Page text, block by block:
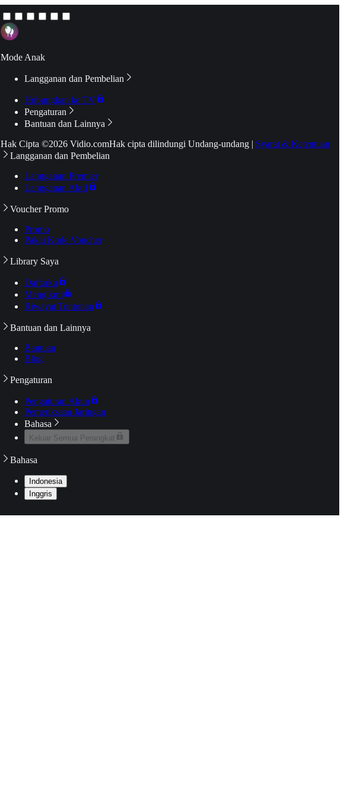
Mode Anak
Langganan dan Pembelian
Hubungkan ke TV
Pengaturan
Bantuan dan Lainnya
Hak Cipta ©2026 Vidio.comHak cipta dilindungi Undang-undang | Syarat & Ketentuan
Langganan dan Pembelian
Langganan Premier
Langganan Aktif
Voucher Promo
Promo
Pakai Kode Voucher
Library Saya
Daftarku
Mengikuti
Riwayat Tontonan
Bantuan dan Lainnya
Bantuan
Blog
Pengaturan
Pengaturan Akun
Pemeriksaan Jaringan
Bahasa
Keluar Semua Perangkat
Bahasa
Indonesia
Inggris